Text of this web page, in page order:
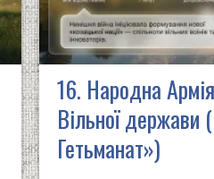
16. Народна
Вільної держави
Гетьманат»)